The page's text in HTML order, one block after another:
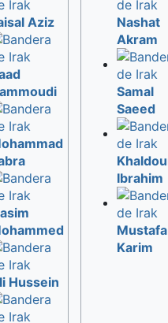
Aziz
Hussein
Nashat
Akram
Samal
Saeed
Ibrahim
Mustafa
Karim